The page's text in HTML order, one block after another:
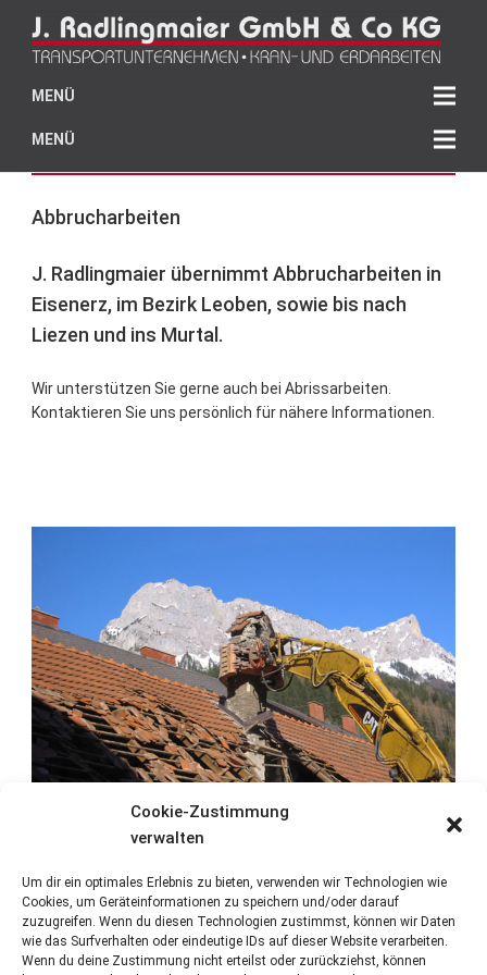
Cookie-Zustimmung
verwalten
Um dir ein optimales Erlebnis zu bieten, verwenden wir Technologien wie
Cookies, um Geräteinformationen zu speichern und/oder darauf
zuzugreifen. Wenn du diesen Technologien zustimmst, können wir Daten
wie das Surfverhalten oder eindeutige IDs auf dieser Website verarbeiten.
Wenn du deine Zustimmung nicht erteilst oder zurückziehst, können
MENÜ
MENÜ
Abbrucharbeiten
J. Radlingmaier übernimmt Abbrucharbeiten in
Eisenerz, im Bezirk Leoben, sowie bis nach
Liezen und ins Murtal.
Wir unterstützen Sie gerne auch bei Abrissarbeiten.
Kontaktieren Sie uns persönlich für nähere Informationen.